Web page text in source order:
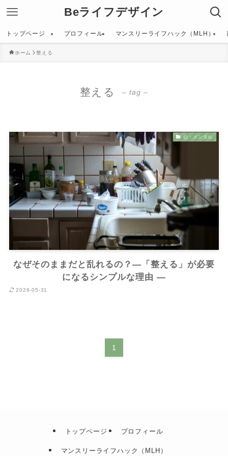
Beライフデザイン
トップページ プロフィール マンスリーライフハック（MLH）
ホーム 整える
整える – tag –
心・メンタル
なぜそのままだと乱れるの？―「整える」が必要
になるシンプルな理由 ―
2026-05-31
1
トップページ プロフィール
マンスリーライフハック（MLH）